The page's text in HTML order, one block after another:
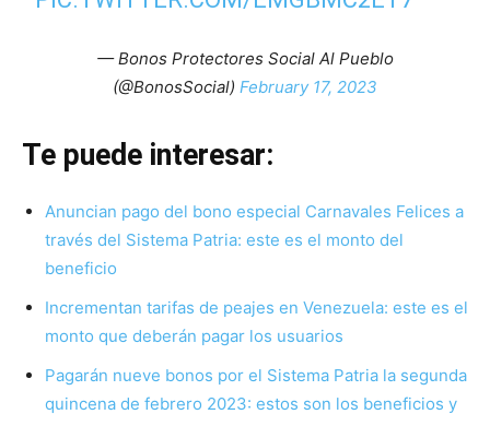
— Bonos Protectores Social Al Pueblo
(@BonosSocial) February 17, 2023
Te puede interesar:
Anuncian pago del bono especial Carnavales Felices a
través del Sistema Patria: este es el monto del
beneficio
Incrementan tarifas de peajes en Venezuela: este es el
monto que deberán pagar los usuarios
Pagarán nueve bonos por el Sistema Patria la segunda
quincena de febrero 2023: estos son los beneficios y